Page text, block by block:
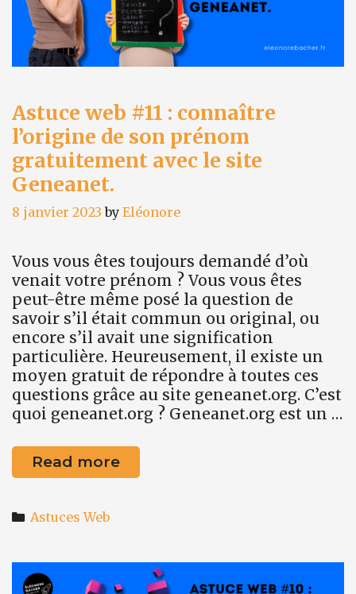
Spliiit
!
Astuce web #11 : connaître
l’origine de son prénom
gratuitement avec le site
Geneanet.
8 janvier 2023 by Eléonore
Vous vous êtes toujours demandé d’où
venait votre prénom ? Vous vous êtes
peut-être même posé la question de
savoir s’il était commun ou original, ou
encore s’il avait une signification
particulière. Heureusement, il existe un
moyen gratuit de répondre à toutes ces
questions grâce au site geneanet.org. C’est
quoi geneanet.org ? Geneanet.org est un …
Read moreAstuce
web
Categories
Astuces Web